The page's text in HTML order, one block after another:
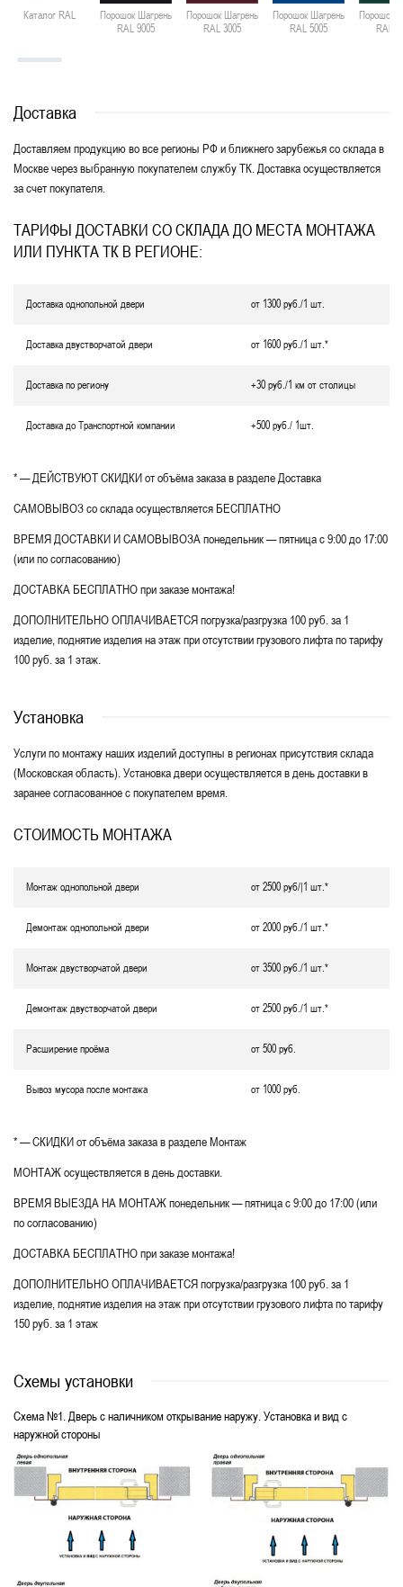
Каталог RAL
Порошок Шагрень
RAL 9005
Порошок Шагрень
RAL 3005
Порошок Шагрень
RAL 5005
Порошок
RAL
Доставка
Доставляем продукцию во все регионы РФ и ближнего зарубежья со склада в
Москве через выбранную покупателем службу ТК. Доставка осуществляется
за счет покупателя.
ТАРИФЫ ДОСТАВКИ СО СКЛАДА ДО МЕСТА МОНТАЖА
ИЛИ ПУНКТА ТК В РЕГИОНЕ:
Доставка однопольной двери от 1300 руб./1 шт.
Доставка двустворчатой двери от 1600 руб./1 шт.*
Доставка по региону +30 руб./1 км от столицы
Доставка до Транспортной компании +500 руб./ 1шт.
* — ДЕЙСТВУЮТ СКИДКИ от объёма заказа в разделе Доставка
САМОВЫВОЗ со склада осуществляется БЕСПЛАТНО
ВРЕМЯ ДОСТАВКИ И САМОВЫВОЗА понедельник — пятница с 9:00 до 17:00
(или по согласованию)
ДОСТАВКА БЕСПЛАТНО при заказе монтажа!
ДОПОЛНИТЕЛЬНО ОПЛАЧИВАЕТСЯ погрузка/разгрузка 100 руб. за 1
изделие, поднятие изделия на этаж при отсутствии грузового лифта по тарифу
100 руб. за 1 этаж.
Установка
Услуги по монтажу наших изделий доступны в регионах присутствия склада
(Московская область). Установка двери осуществляется в день доставки в
заранее согласованное с покупателем время.
СТОИМОСТЬ МОНТАЖА
Монтаж однопольной двери от 2500 руб/|1 шт.*
Демонтаж однопольной двери от 2000 руб./1 шт.*
Монтаж двустворчатой двери от 3500 руб./1 шт.*
Демонтаж двустворчатой двери от 2500 руб./1 шт.*
Расширение проёма от 500 руб.
Вывоз мусора после монтажа от 1000 руб.
* — СКИДКИ от объёма заказа в разделе Монтаж
МОНТАЖ осуществляется в день доставки.
ВРЕМЯ ВЫЕЗДА НА МОНТАЖ понедельник — пятница с 9:00 до 17:00 (или
по согласованию)
ДОСТАВКА БЕСПЛАТНО при заказе монтажа!
ДОПОЛНИТЕЛЬНО ОПЛАЧИВАЕТСЯ погрузка/разгрузка 100 руб. за 1
изделие, поднятие изделия на этаж при отсутствии грузового лифта по тарифу
150 руб. за 1 этаж
Схемы установки
Схема №1. Дверь с наличником открывание наружу. Установка и вид с
наружной стороны